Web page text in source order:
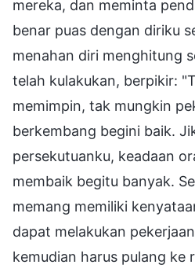
mereka, dan meminta
benar puas dengan diriku
menahan diri menghitung
telah kulakukan, berpikir:
memimpin, tak mungkin
berkembang begini baik.
persekutuanku, keadaan
membaik begitu banyak.
memang memiliki
dapat melakukan
kemudian harus pulang ke